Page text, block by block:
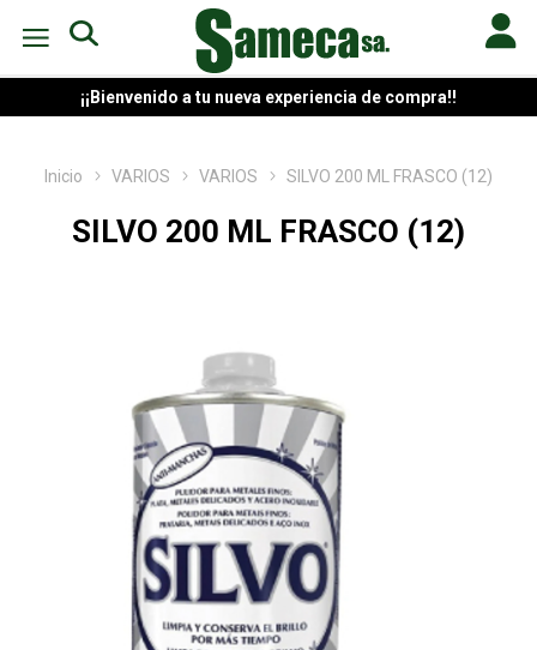
¡¡Bienvenido a tu nueva experiencia de compra!!
Inicio VARIOS VARIOS SILVO 200 ML FRASCO (12)
SILVO 200 ML FRASCO (12)